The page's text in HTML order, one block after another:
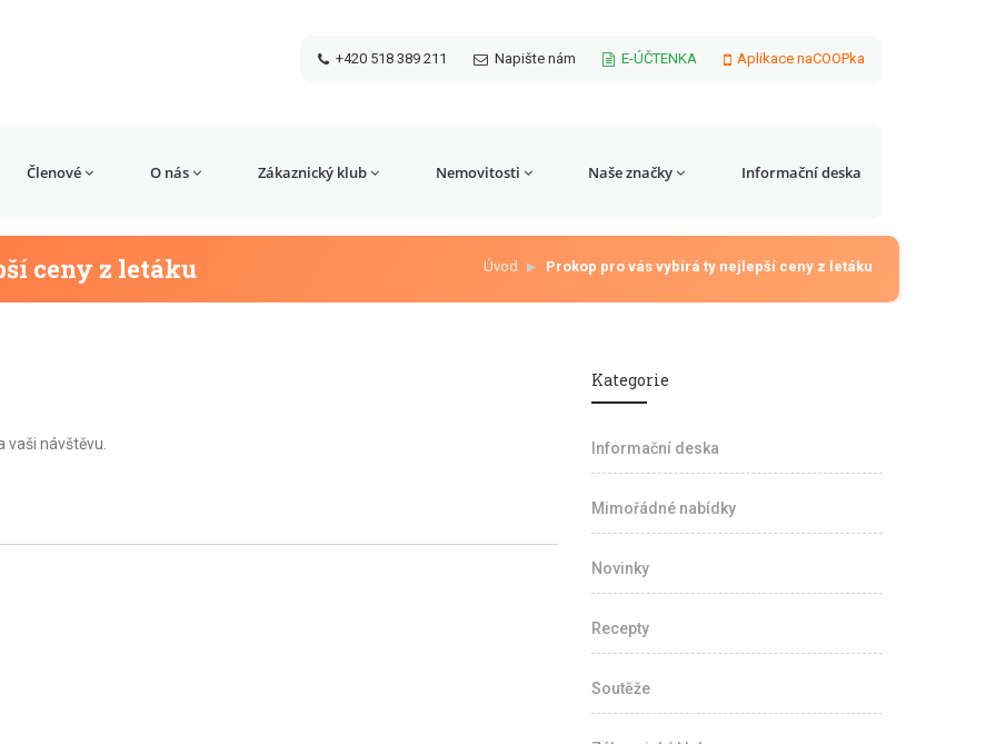
+420 518 389 211 Napište nám E-ÚČTENKA Aplikace naCOOPka
Členové O nás Zákaznický klub Nemovitosti Naše značky Informační deska
ceny z letáku Úvod Prokop pro vás vybírá ty nejlepší ceny z letáku
vaši návštěvu.
Kategorie
Informační deska
Mimořádné nabídky
Novinky
Recepty
Soutěže